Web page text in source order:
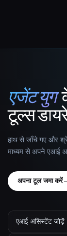
That AI
एजेंट युग
टूल्स
हाथ से जाँचे गए और
माध्यम से अपने एआई
अपना टूल जमा करें
एआई असिस्टेंट जोड़ें